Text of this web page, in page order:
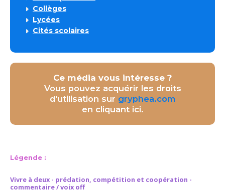
Collèges
Lycées
Cités scolaires
Ce média vous intéresse ?
Vous pouvez acquérir les droits
d'utilisation sur gryphea.com
en cliquant ici.
Légende :
Vivre à deux - prédation, compétition et coopération -
commentaire / voix off